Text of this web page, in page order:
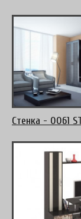
Стенка - 0061